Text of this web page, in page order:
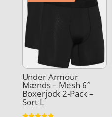
Under Armour
Mænds – Mesh 6″
Boxerjock 2-Pack –
Sort L